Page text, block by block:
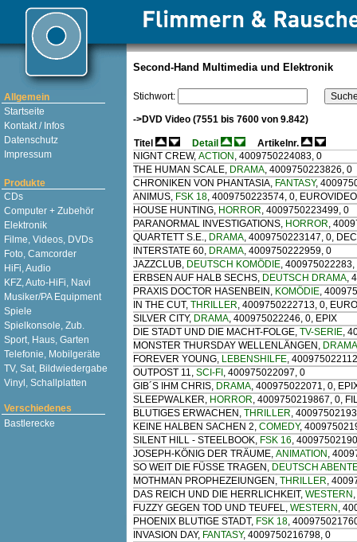
Allgemein
Startseite
Kontakt / Infos
Datenschutz
Impressum
Produkte
CDs
Computer + Zubehör
Elektronik
Filme, Videos, DVDs
Foto, Camcorder
HiFi, Audio
KFZ, Auto-HiFi, Navi
Musiker/PA Equipment
Spiele
Spielkonsole, Zub.
Sport, Haus, Garten
Telefonie, Mobilgeräte
TV, Sat, Bildwiedergabe
Vinyl, Schallplatten
Verschiedenes
Bastlerecke
Second-Hand Multimedia und Elektronik
Stichwort:
->DVD Video (7551 bis 7600 von 9.842)
Titel Detail
Artikelnr.
NIGNT CREW, ACTION , 4009750224083, 0
THE HUMAN SCALE, DRAMA, 4009750223826, 0
CHRONIKEN VON PHANTASIA, FANTASY,
ANIMUS, FSK 18, 4009750223574, 0, EUROVIDEO
HOUSE HUNTING, HORROR, 4009750223499, 0
PARANORMAL INVESTIGATIONS, HORROR,
QUARTETT S.E., DRAMA, 4009750223147, 0,
INTERSTATE 60, DRAMA, 4009750222959, 0
JAZZCLUB, DEUTSCH KOMÖDIE, 400975022283,
ERBSEN AUF HALB SECHS, DEUTSCH DRAMA,
PRAXIS DOCTOR HASENBEIN , KOMÖDIE,
IN THE CUT, THRILLER, 4009750222713, 0,
SILVER CITY, DRAMA, 400975022246, 0, EPIX
DIE STADT UND DIE MACHT-FOLGE, TV-SERIE,
MONSTER THURSDAY WELLENLÄNGEN , DRAMA
FOREVER YOUNG, LEBENSHILFE,
OUTPOST 11, SCI-FI , 400975022097, 0
GIB´S IHM CHRIS, DRAMA, 400975022071, 0,
SLEEPWALKER, HORROR, 4009750219867, 0,
BLUTIGES ERWACHEN , THRILLER,
KEINE HALBEN SACHEN 2, COMEDY,
SILENT HILL - STEELBOOK, FSK 16,
JOSEPH-KÖNIG DER TRÄUME, ANIMATION ,
SO WEIT DIE FÜSSE TRAGEN , DEUTSCH
MOTHMAN PROPHEZEIUNGEN , THRILLER,
DAS REICH UND DIE HERRLICHKEIT, WESTERN
FUZZY GEGEN TOD UND TEUFEL, WESTERN ,
PHOENIX BLUTIGE STADT, FSK 18,
INVASION DAY, FANTASY, 4009750216798, 0